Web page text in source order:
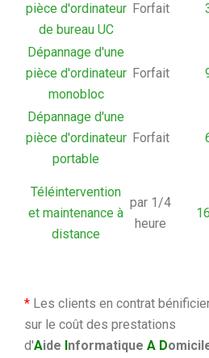
pièce d'ordinateur
de bureau UC
Forfait
Dépannage d'une
pièce d'ordinateur
monobloc
Forfait
Dépannage d'une
pièce d'ordinateur
portable
Forfait
Téléintervention
et maintenance à
distance
par 1/4
heure
* Les clients en contrat
sur le coût des prestations
d'Aide Informatique A D